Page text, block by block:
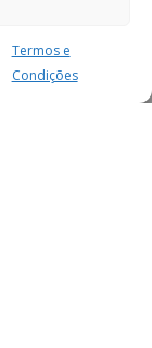
Termos e
Condições